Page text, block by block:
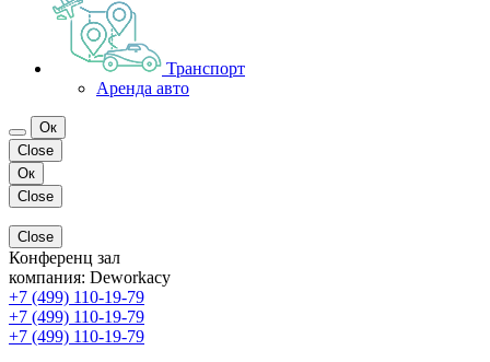
Транспорт
Аренда авто
Ок
Close
Ок
Close
Close
Конференц зал
компания: Deworkacy
+7 (499) 110-19-79
+7 (499) 110-19-79
+7 (499) 110-19-79